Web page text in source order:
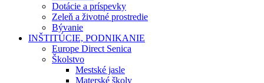
Dotácie a príspevky
Zeleň a životné prostredie
Bývanie
INŠTITÚCIE, PODNIKANIE
Europe Direct Senica
Školstvo
Mestské jasle
Materské školy